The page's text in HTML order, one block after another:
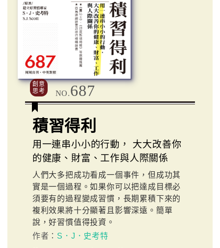
創意
思考
NO.687
積習得利
用一連串小小的行動， 大大改善你
的健康、財富、工作與人際關係
人們大多把成功看成一個事件，但成功其
實是一個過程。如果你可以把達成目標必
須要有的過程變成習慣，長期累積下來的
複利效果將十分顯著且影響深遠。簡單
說，好習慣值得投資。
作者： S．J．史考特